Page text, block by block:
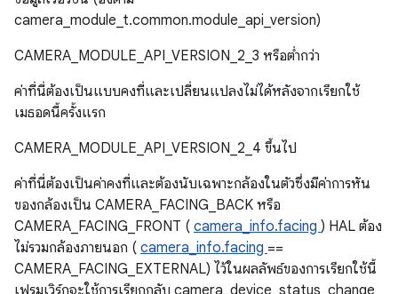
camera_module_t.common.module_api_version)
CAMERA_MODULE_API_VERSION_2_3 หรือต่ำกว่า
ค่าที่นี่ต้องเป็นแบบคงที่และเปลี่ยนแปลงไม่ได้หลังจากเรียกใช้
เมธอดนี้ครั้งแรก
CAMERA_MODULE_API_VERSION_2_4 ขึ้นไป
ค่าที่นี่ต้องเป็นค่าคงที่และต้องนับเฉพาะกล้องในตัวซึ่งมีค่าการหัน
ของกล้องเป็น CAMERA_FACING_BACK หรือ
CAMERA_FACING_FRONT ( camera_info.facing ) HAL ต้อง
ไม่รวมกล้องภายนอก ( camera_info.facing ==
CAMERA_FACING_EXTERNAL) ไว้ในผลลัพธ์ของการเรียกใช้นี้
เฟรมเวิร์กจะใช้การเรียกกลับ camera_device_status_change